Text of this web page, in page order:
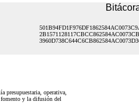
presupuestaria, operativa,
fomento y la difusión del